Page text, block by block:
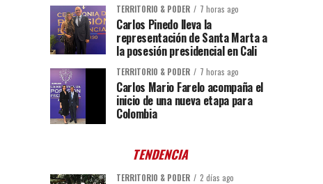
TERRITORIO & PODER 7 horas ago
Carlos Pinedo lleva la
representación de Santa Marta a
la posesión presidencial en Cali
TERRITORIO & PODER 7 horas ago
Carlos Mario Farelo acompaña el
inicio de una nueva etapa para
Colombia
TENDENCIA
TERRITORIO & PODER 2 días ago